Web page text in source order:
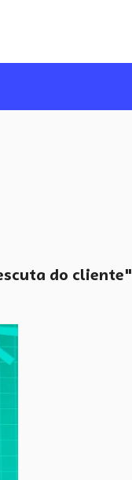
do cliente"